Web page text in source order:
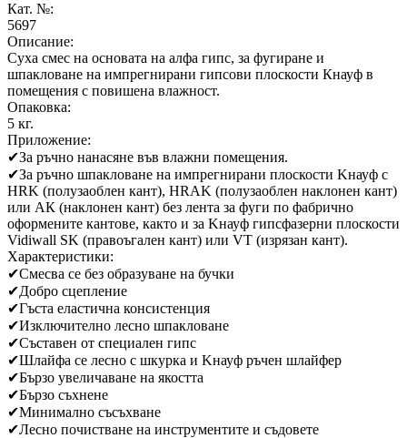
Кат. №:
5697
Описание:
Суха смес на основата на алфа гипс, за фугиране и
шпакловане на импрегнирани гипсови плоскости Кнауф в
помещения с повишена влажност.
Опаковка:
5 кг.
Приложение:
✔За ръчно нанасяне във влажни помещения.
✔За ръчно шпакловане на импрегнирани плоскости Kнауф с
HRK (полузаоблен кант), HRAK (полузаоблен наклонен кант)
или АК (наклонен кант) без лента за фуги по фабрично
оформените кантове, както и за Kнауф гипсфазерни плоскости
Vidiwall SK (правоъгален кант) или VT (изрязан кант).
Характеристики:
✔Смесва се без образуване на бучки
✔Добро сцепление
✔Гъста еластична консистенция
✔Изключително лесно шпакловане
✔Съставен от специален гипс
✔Шлайфа се лесно с шкурка и Kнауф ръчен шлайфер
✔Бързо увеличаване на якостта
✔Бързо съхнене
✔Минимално съсъхване
✔Лесно почистване на инструментите и съдовете